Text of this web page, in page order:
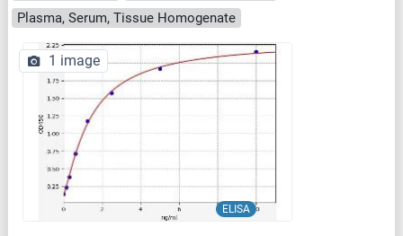
Plasma, Serum, Tissue Homogenate
ELISA
1 image